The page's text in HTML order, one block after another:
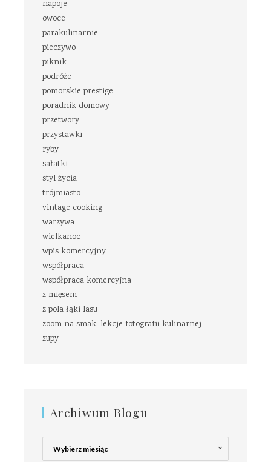
napoje
owoce
parakulinarnie
pieczywo
piknik
podróże
pomorskie prestige
poradnik domowy
przetwory
przystawki
ryby
sałatki
styl życia
trójmiasto
vintage cooking
warzywa
wielkanoc
wpis komercyjny
współpraca
współpraca komercyjna
z mięsem
z pola łąki lasu
zoom na smak: lekcje fotografii kulinarnej
zupy
Archiwum Blogu
Archiwum